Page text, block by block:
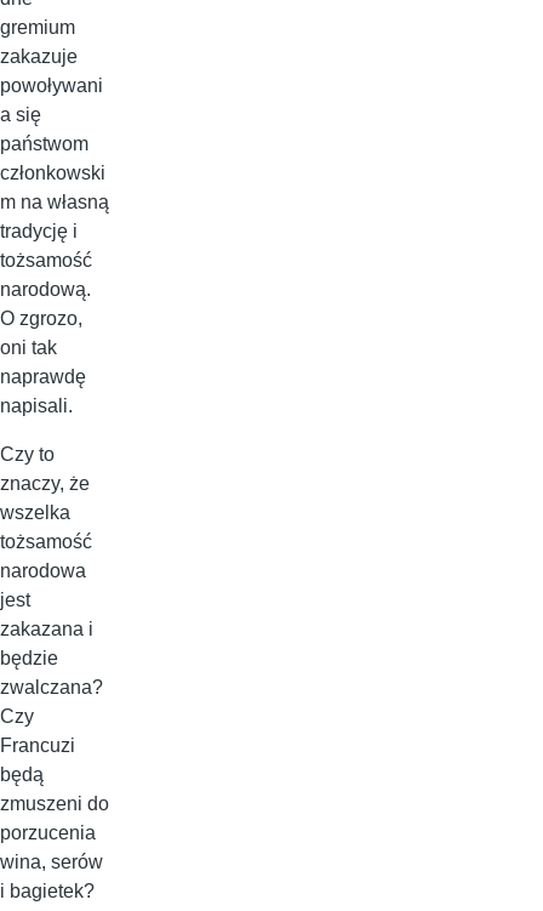
gremium
zakazuje
powoływani
a się
państwom
członkowski
m na własną
tradycję i
tożsamość
narodową.
O zgrozo,
oni tak
naprawdę
napisali.
Czy to
znaczy, że
wszelka
tożsamość
narodowa
jest
zakazana i
będzie
zwalczana?
Czy
Francuzi
będą
zmuszeni do
porzucenia
wina, serów
i bagietek?